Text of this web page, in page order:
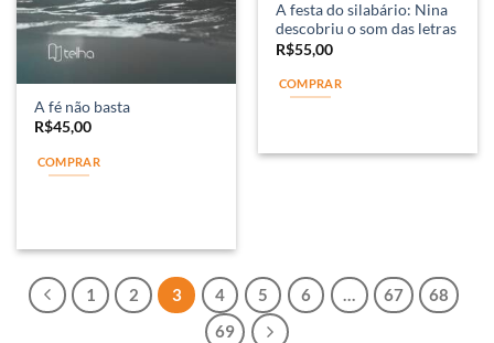
A fé não basta
R$45,00
COMPRAR
A festa do silabário: Nina
descobriu o som das letras
R$55,00
COMPRAR
1 2 3 4 5 6 … 67
68
69